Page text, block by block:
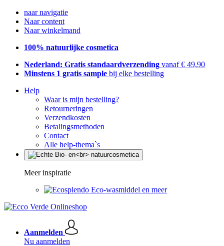
naar navigatie
Naar content
Naar winkelmand
100% natuurlijke cosmetica
Nederland: Gratis standaardverzending vanaf € 49,90
Minstens 1 gratis sample bij elke bestelling
Help
Waar is mijn bestelling?
Retourneringen
Verzendkosten
Betalingsmethoden
Contact
Alle help-thema`s
Meer inspiratie
Eco-wasmiddel en meer
Aanmelden
Nu aanmelden